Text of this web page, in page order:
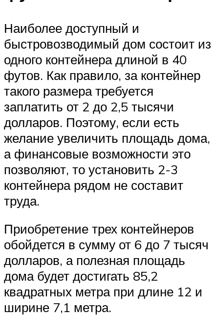
Наиболее доступный и
быстровозводимый дом состоит из
одного контейнера длиной в 40
футов. Как правило, за контейнер
такого размера требуется
заплатить от 2 до 2,5 тысячи
долларов. Поэтому, если есть
желание увеличить площадь дома,
а финансовые возможности это
позволяют, то установить 2-3
контейнера рядом не составит
труда.
Приобретение трех контейнеров
обойдется в сумму от 6 до 7 тысяч
долларов, а полезная площадь
дома будет достигать 85,2
квадратных метра при длине 12 и
ширине 7,1 метра.